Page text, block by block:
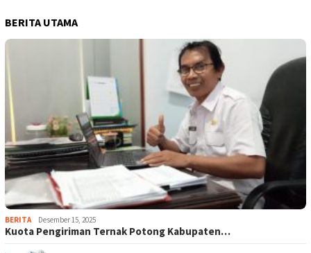
BERITA UTAMA
BERITA Desember 15, 2025
Kuota Pengiriman Ternak Potong Kabupaten…